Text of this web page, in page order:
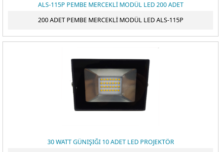
ALS-115P PEMBE MERCEKLİ MODÜL LED 200 ADET
200 ADET PEMBE MERCEKLİ MODÜL LED ALS-115P
30 WATT GÜNIŞIĞI 10 ADET LED PROJEKTÖR